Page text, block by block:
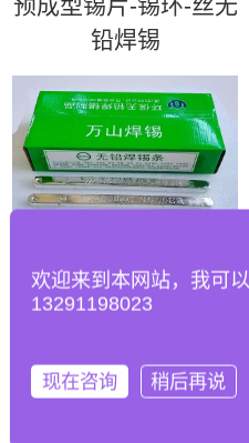
铅焊锡
沙河口如何优化波峰
焊工艺参数以适应无
欢迎来到本网站，我可
13291198023
现在咨询 稍后再说